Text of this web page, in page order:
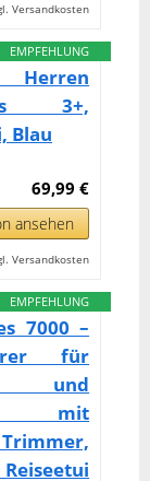
Versandkosten
EMPFEHLUNG
3+,
Blau
69,99 €
ansehen
Versandkosten
EMPFEHLUNG
7000 –
für
und
mit